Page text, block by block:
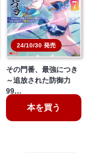
24/10/30 発売
その門番、最強につき
～追放された防御力
99…
本を買う